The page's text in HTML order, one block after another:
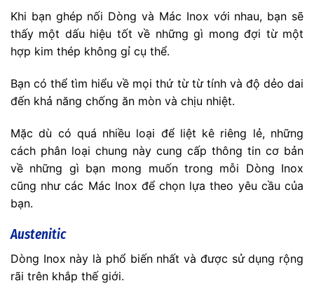
Khi bạn ghép nối Dòng và Mác Inox với nhau, bạn sẽ
thấy một dấu hiệu tốt về những gì mong đợi từ một
hợp kim thép không gỉ cụ thể.
Bạn có thể tìm hiểu về mọi thứ từ từ tính và độ dẻo dai
đến khả năng chống ăn mòn và chịu nhiệt.
Mặc dù có quá nhiều loại để liệt kê riêng lẻ, những
cách phân loại chung này cung cấp thông tin cơ bản
về những gì bạn mong muốn trong mỗi Dòng Inox
cũng như các Mác Inox để chọn lựa theo yêu cầu của
bạn.
Austenitic
Dòng Inox này là phổ biến nhất và được sử dụng rộng
rãi trên khắp thế giới.